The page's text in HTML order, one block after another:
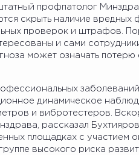
профпатолог
скрыть наличие вредных
проверок и штрафов.
и сами
может означать потерю
динамическое
и вибротестеров.
рассказал
площадках с участием
высокого риска